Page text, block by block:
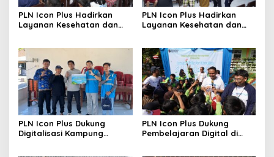
PLN Icon Plus Hadirkan
Layanan Kesehatan dan
PLN Icon Plus Hadirkan
Layanan Kesehatan dan
PLN Icon Plus Dukung
Digitalisasi Kampung
PLN Icon Plus Dukung
Pembelajaran Digital di